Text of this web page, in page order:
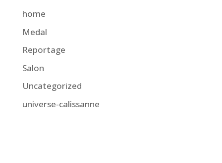
home
Medal
Reportage
Salon
Uncategorized
universe-calissanne